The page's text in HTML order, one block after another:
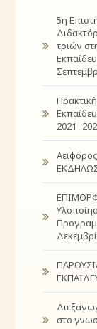
5η
τριών
2021 -
στο